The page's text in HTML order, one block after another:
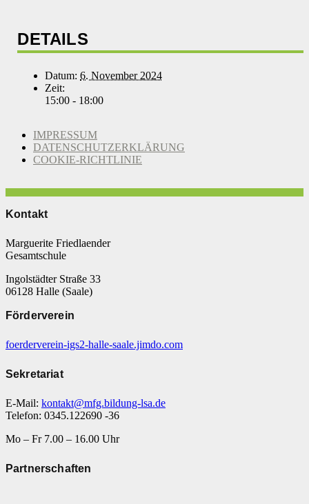
DETAILS
Datum: 6. November 2024
Zeit:
15:00 - 18:00
IMPRESSUM
DATENSCHUTZERKLÄRUNG
COOKIE-RICHTLINIE
Kontakt
Marguerite Friedlaender
Gesamtschule
Ingolstädter Straße 33
06128 Halle (Saale)
Förderverein
foerderverein-igs2-halle-saale.jimdo.com
Sekretariat
E-Mail: kontakt@mfg.bildung-lsa.de
Telefon: 0345.122690 -36
Mo – Fr 7.00 – 16.00 Uhr
Partnerschaften